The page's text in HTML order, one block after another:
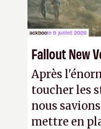
ackboole 9 juillet 2026
Fallout New
Après
toucher les
nous
mettre en